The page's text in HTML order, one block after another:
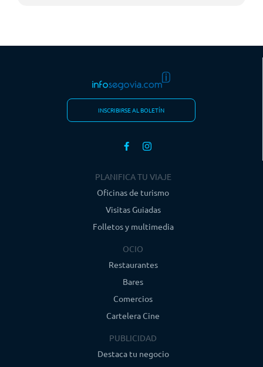
INSCRIBIRSE AL BOLETÍN
PLANIFICA TU VIAJE
Oficinas de turismo
Visitas Guiadas
Folletos y multimedia
OCIO
Restaurantes
Bares
Comercios
Cartelera Cine
PUBLICIDAD
Destaca tu negocio